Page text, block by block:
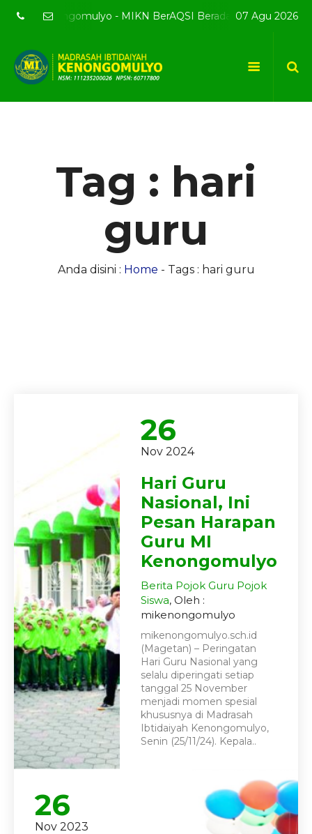
MI Kenongomulyo - MIKN BerAQSI Beradab alQuran07 Agu 2026
Tag : hari
guru
Anda disini : Home - Tags : hari guru
26
Nov 2024
Hari Guru
Nasional, Ini
Pesan Harapan
Guru MI
Kenongomulyo
Berita Pojok Guru Pojok
Siswa, Oleh :
mikenongomulyo
mikenongomulyo.sch.id
(Magetan) – Peringatan
Hari Guru Nasional yang
selalu diperingati setiap
tanggal 25 November
menjadi momen spesial
khususnya di Madrasah
Ibtidaiyah Kenongomulyo,
Senin (25/11/24). Kepala..
26
Nov 2023